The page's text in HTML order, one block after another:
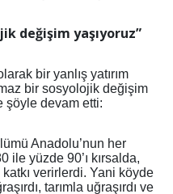
değişim yaşıyoruz”
bir yanlış yatırım
bir sosyolojik değişim
şöyle devam etti:
Anadolu’nun her
ile yüzde 90’ı kırsalda,
verirlerdi. Yani köyde
tarımla uğraşırdı ve